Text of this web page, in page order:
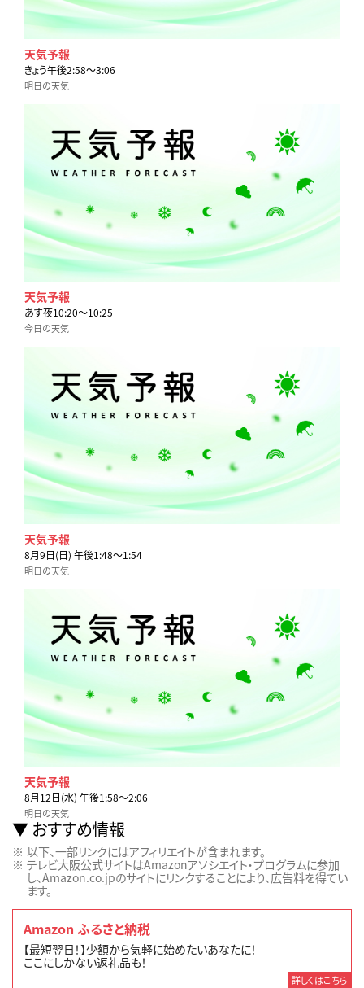
天気予報
きょう午後2:58〜3:06
明日の天気
天気予報
あす夜10:20〜10:25
今日の天気
天気予報
8月9日(日) 午後1:48〜1:54
明日の天気
天気予報
8月12日(水) 午後1:58〜2:06
明日の天気
おすすめ情報
以下、一部リンクにはアフィリエイトが含まれます。
テレビ大阪公式サイトはAmazonアソシエイト・プログラムに参加
し、Amazon.co.jpのサイトにリンクすることにより、広告料を得てい
ます。
Amazon ふるさと納税
【最短翌日！】少額から気軽に始めたいあなたに！
ここにしかない返礼品も！
詳しくはこちら